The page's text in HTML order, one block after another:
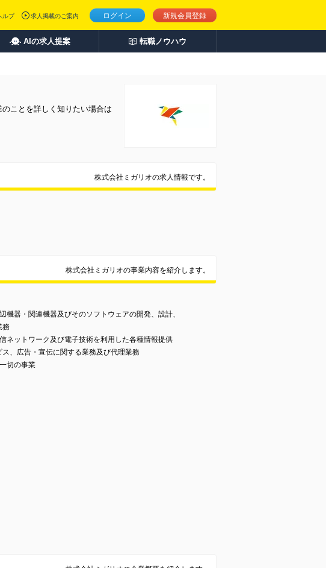
ログイン 新規会員登録
ルプ 求人掲載のご案内
AIの求人提案 転職ノウハウ
ことを詳しく知りたい場合は
株式会社ミガリオの求人情報です。
株式会社ミガリオの事業内容を紹介します。
機器・関連機器及びそのソフトウェアの開発、設計、
務
ネットワーク及び電子技術を利用した各種情報提供
、広告・宣伝に関する業務及び代理業務
切の事業